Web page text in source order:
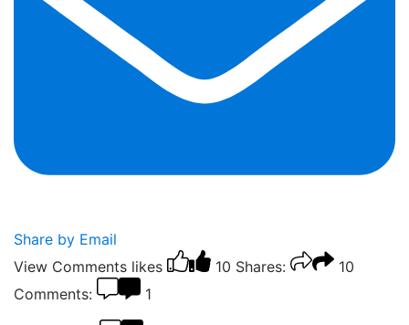
Share by Email
View Comments likes 10 Shares:
10
Comments:
1